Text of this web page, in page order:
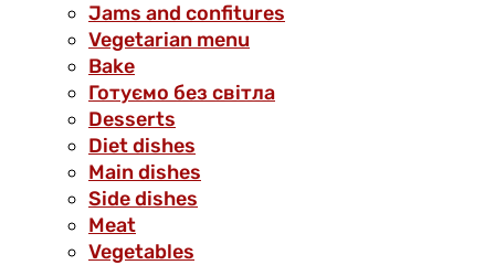
Jams and confitures
Vegetarian menu
Bake
Готуємо без світла
Desserts
Diet dishes
Main dishes
Side dishes
Meat
Vegetables